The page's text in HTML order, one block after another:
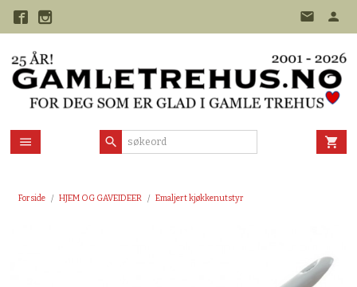
Forside HJEM OG GAVEIDEER Emaljert kjøkkenutstyr